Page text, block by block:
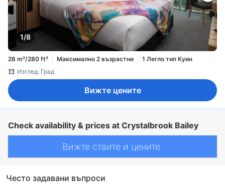
1/8
26 m²/280 ft² Максимално 2 възрастни
1 Легло тип Куин
Изглед: Град
Вижте цените
Check availability & prices at Crystalbrook Bailey
Вижте стаите и цените
Често задавани въпроси